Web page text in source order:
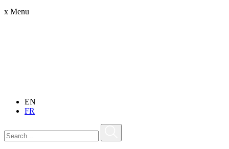
x Menu
EN
FR